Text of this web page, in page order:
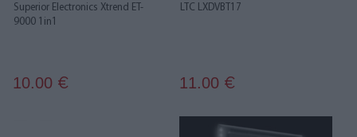
Superior Electronics Xtrend ET-
9000 1in1
10.00 €
LTC LXDVBT17
11.00 €